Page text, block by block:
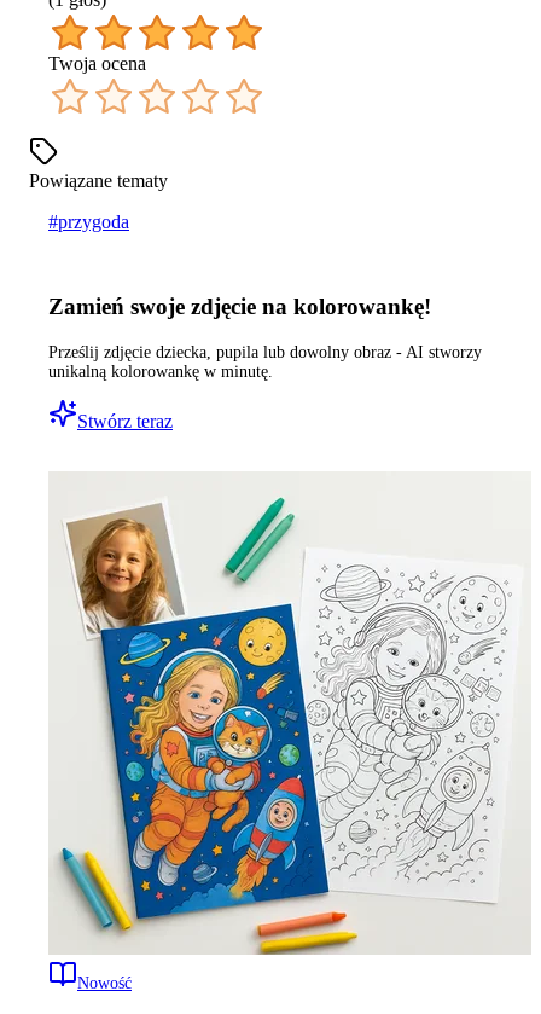
Twoja ocena
Powiązane tematy
#przygoda
Zamień swoje zdjęcie na kolorowankę!
Prześlij zdjęcie dziecka, pupila lub dowolny obraz - AI stworzy
unikalną kolorowankę w minutę.
Stwórz teraz
Nowość